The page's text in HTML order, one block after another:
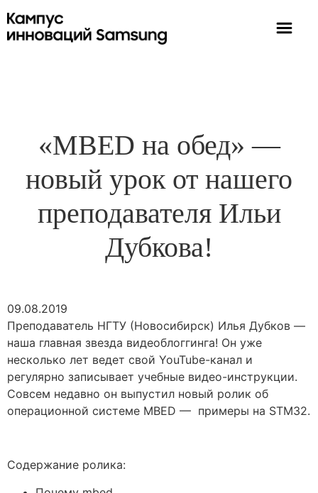
«MBED на обед» —
новый урок от нашего
преподавателя Ильи
Дубкова!
09.08.2019
Преподаватель НГТУ (Новосибирск) Илья Дубков —
наша главная звезда видеоблоггинга! Он уже
несколько лет ведет свой YouTube-канал и
регулярно записывает учебные видео-инструкции.
Совсем недавно он выпустил новый ролик об
операционной системе MBED — примеры на STM32.
Содержание ролика: